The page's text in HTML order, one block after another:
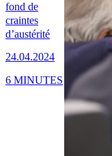
fond de
craintes
d’austérité
24.04.2024
6 MINUTES